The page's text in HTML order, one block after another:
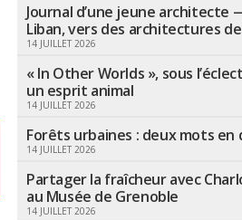
Journal d’une jeune architecte
Liban, vers des architectures
14 JUILLET 2026
« In Other Worlds », sous
un esprit animal
14 JUILLET 2026
Forêts urbaines : deux mots en
14 JUILLET 2026
Partager la fraîcheur avec
au Musée de Grenoble
14 JUILLET 2026